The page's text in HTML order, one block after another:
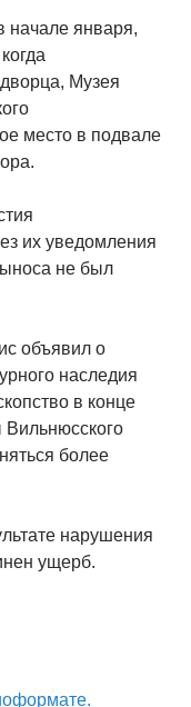
начале января,
Музея
место в подвале
их уведомления
не был
объявил о
наследия
в конце
Вильнюсского
более
нарушения
ущерб.